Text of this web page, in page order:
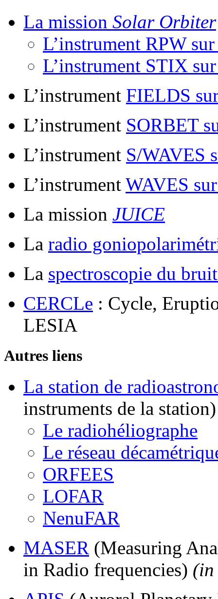
La mission Solar Orbiter
L’instrument RPW
L’instrument STIX
L’instrument FIELDS
L’instrument SORBET
L’instrument S/WAVES
L’instrument WAVES
La mission JUICE
La radio
La spectroscopie du
CERCLe : Cycle,
LESIA
Autres liens
La station de
instruments de la station)
Le radiohéliographe
Le réseau
ORFEES
LOFAR
NenuFAR
MASER (Measuring
in Radio frequencies) (in